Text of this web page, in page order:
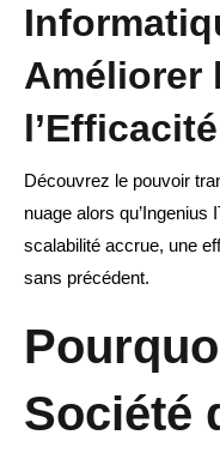
Améliorer
l’Efficacité
Découvrez le pouvoir
nuage alors
scalabilité accrue, une
sans précédent.
Société